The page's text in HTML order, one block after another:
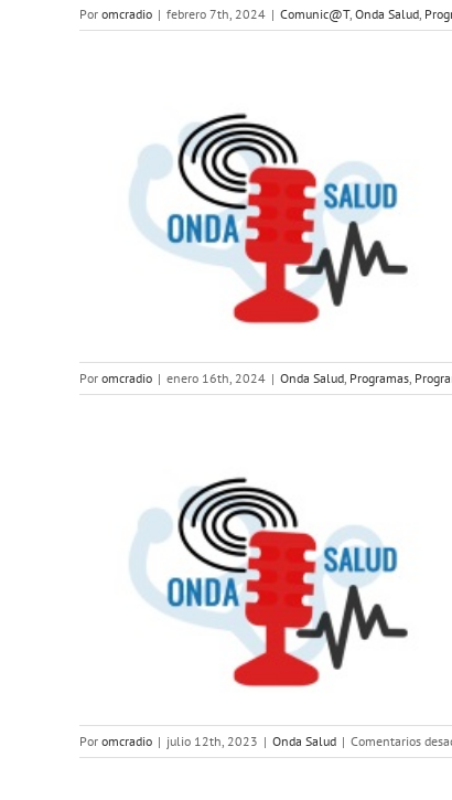
Por omcradio | febrero 7th, 2024 | Comunic@T, Onda Salud,
Por omcradio | enero 16th, 2024 | Onda Salud Programas
Por omcradio | julio 12th, 2023 | Onda Salud | Comentarios